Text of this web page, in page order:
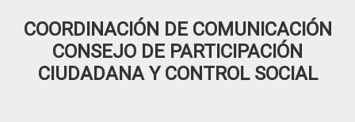
COORDINACIÓN DE COMUNICACIÓN
CONSEJO DE PARTICIPACIÓN
CIUDADANA Y CONTROL SOCIAL